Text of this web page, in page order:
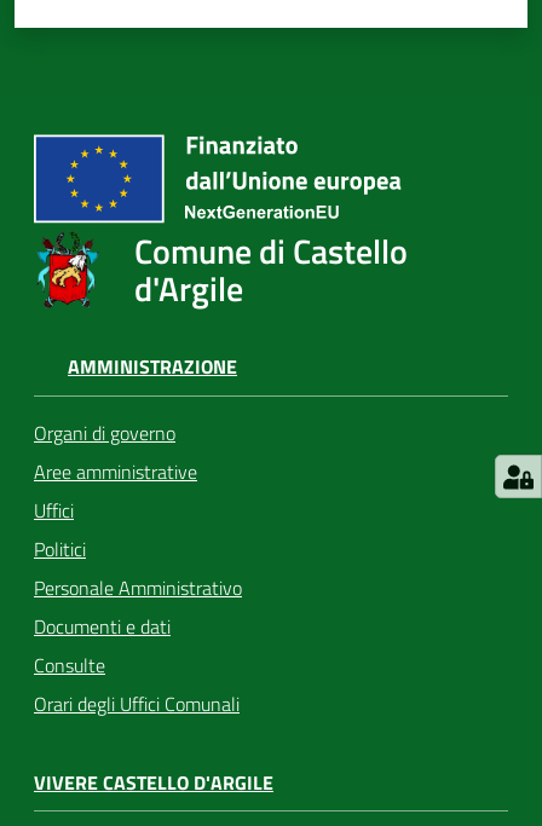
Comune di Castello
d'Argile
AMMINISTRAZIONE
Organi di governo
Aree amministrative
Uffici
Politici
Personale Amministrativo
Documenti e dati
Consulte
Orari degli Uffici Comunali
VIVERE CASTELLO D'ARGILE